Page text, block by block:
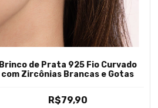
Brinco de Prata 925 Fio Curvado
com Zircônias Brancas e Gotas
R$79,90